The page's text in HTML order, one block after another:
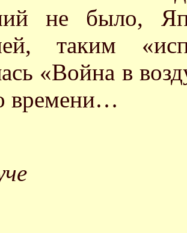
не было,
таким
«Война в
времени…